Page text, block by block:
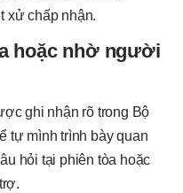
xử chấp nhận.
hoặc nhờ người
ghi nhận rõ trong Bộ
tự mình trình bày quan
hỏi tại phiên tòa hoặc